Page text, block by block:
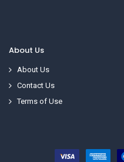
About Us
About Us
Contact Us
Terms of Use